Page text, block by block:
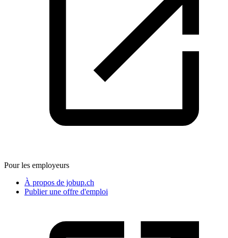
Pour les employeurs
À propos de jobup.ch
Publier une offre d'emploi